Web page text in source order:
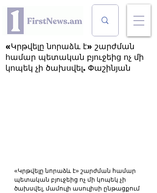
«Կրթվելը նորաձև է» շարժման
համար պետական բյուջեից ոչ մի
կոպեկ չի ծախսվել. Փաշինյան
«Կրթվելը նորաձև է» շարժման համար
պետական բյուջեից ոչ մի կոպեկ չի
ծախսվել, մամուլի ասուլիսի ընթացքում